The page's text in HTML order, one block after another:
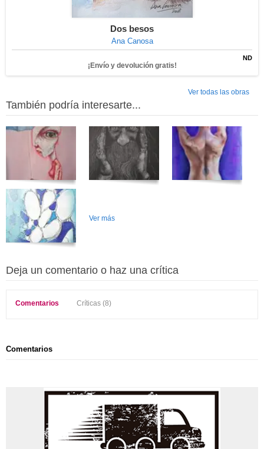
Dos besos
Ana Canosa
ND
¡Envío y devolución gratis!
Ver todas las obras
También podría interesarte...
Ver más
Deja un comentario o haz una crítica
Comentarios Críticas (8)
Comentarios